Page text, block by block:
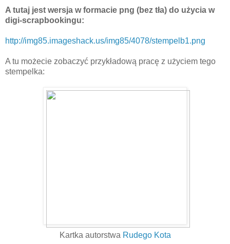
A tutaj jest wersja w formacie png (bez tła) do użycia w
digi-scrapbookingu:
http://img85.imageshack.us/img85/4078/stempelb1.png
A tu możecie zobaczyć przykładową pracę z użyciem tego
stempelka:
Kartka autorstwa Rudego Kota